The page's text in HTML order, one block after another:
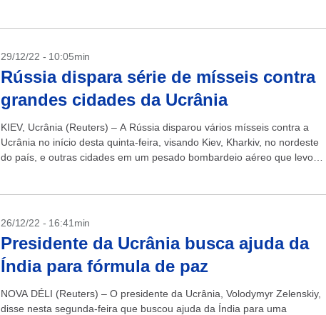
29/12/22 - 10:05min
Rússia dispara série de mísseis contra
grandes cidades da Ucrânia
KIEV, Ucrânia (Reuters) – A Rússia disparou vários mísseis contra a
Ucrânia no início desta quinta-feira, visando Kiev, Kharkiv, no nordeste
do país, e outras cidades em um pesado bombardeio aéreo que levou
26/12/22 - 16:41min
Presidente da Ucrânia busca ajuda da
Índia para fórmula de paz
NOVA DÉLI (Reuters) – O presidente da Ucrânia, Volodymyr Zelenskiy,
disse nesta segunda-feira que buscou ajuda da Índia para uma